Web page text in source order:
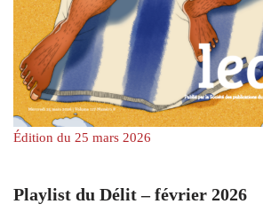
Édition du 25 mars 2026
Playlist du Délit – février 2026